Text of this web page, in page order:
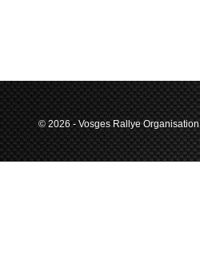
© 2026 - Vosges Rallye Organisation